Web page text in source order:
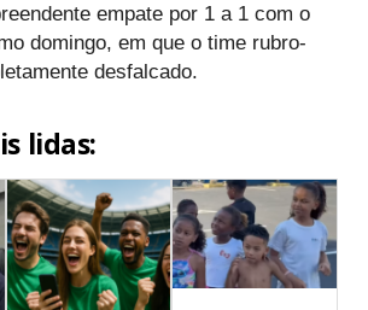
empate por 1 a 1 com o
domingo, em que o time rubro-
desfalcado.
lidas: